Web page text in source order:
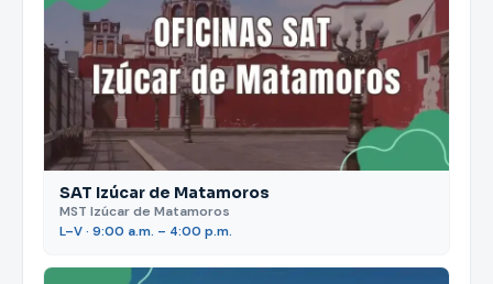
SAT Izúcar de Matamoros
MST Izúcar de Matamoros
L–V · 9:00 a.m. – 4:00 p.m.